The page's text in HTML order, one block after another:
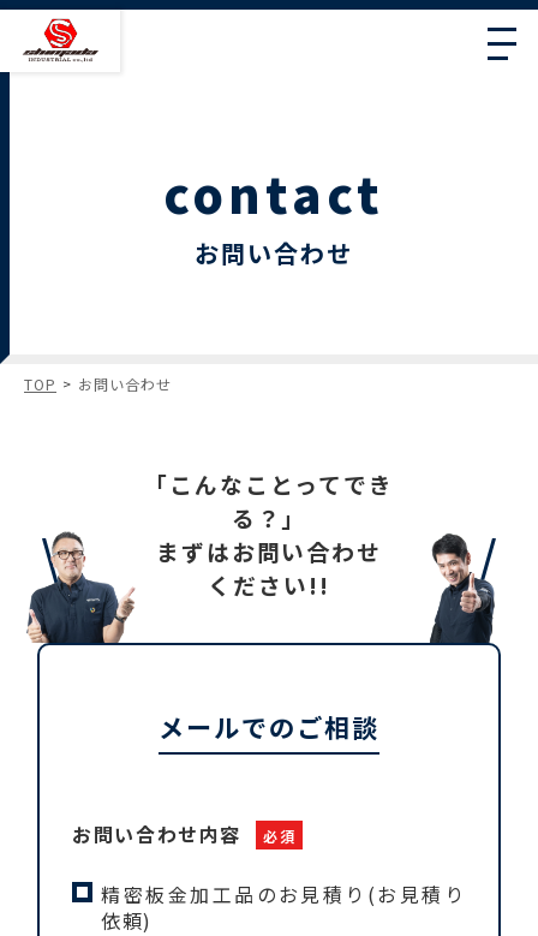
contact
お問い合わせ
TOP お問い合わせ
「こんなことってでき
る？」
まずはお問い合わせ
ください!!
メールでのご相談
お問い合わせ内容 必須
精密板金加工品のお見積り(お見積り
依頼)